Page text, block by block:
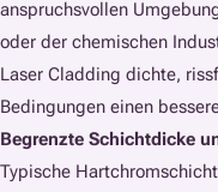
anspruchsvollen
oder der chemischen
Laser Cladding dichte,
Bedingungen einen
Begrenzte Schichtdicke
Typische